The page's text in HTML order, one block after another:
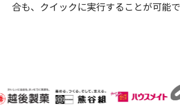
合も、クイックに実行することが可能で